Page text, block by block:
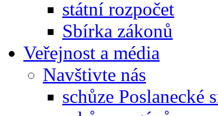
státní rozpočet
Sbírka zákonů
Veřejnost a média
Navštivte nás
schůze Poslanecké